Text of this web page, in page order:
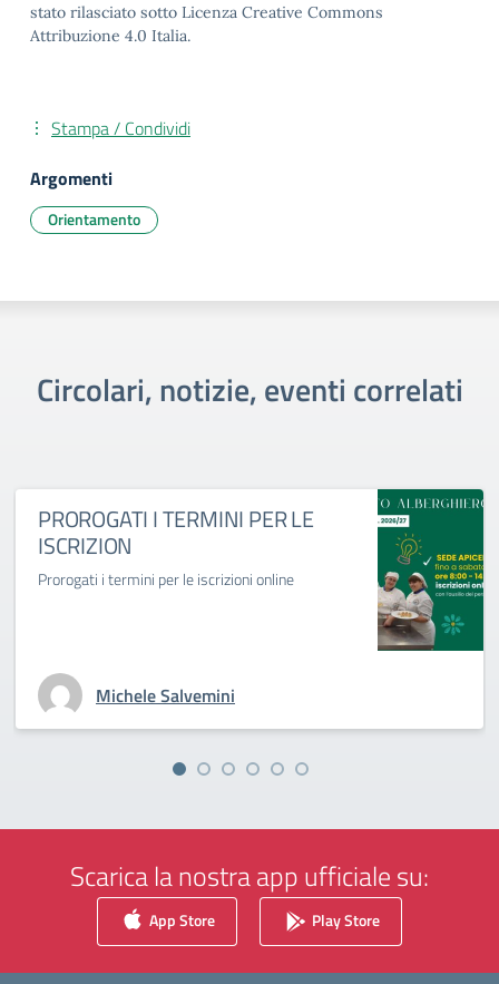
stato rilasciato sotto Licenza Creative Commons
Attribuzione 4.0 Italia.
Stampa / Condividi
Argomenti
Orientamento
Circolari, notizie, eventi correlati
PROROGATI I TERMINI PER LE
ISCRIZION
Prorogati i termini per le iscrizioni online
Michele Salvemini
Scarica la nostra app ufficiale su:
App Store Play Store